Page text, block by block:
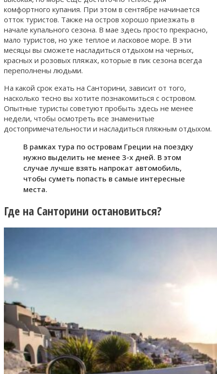
комфортного купания. При этом в сентябре начинается
отток туристов. Также на остров хорошо приезжать в
начале купального сезона. В мае здесь просто прекрасно,
мало туристов, но уже теплое и ласковое море. В эти
месяцы вы сможете насладиться отдыхом на черных,
красных и розовых пляжах, которые в пик сезона всегда
переполнены людьми.
На какой срок ехать на Санторини, зависит от того,
насколько тесно вы хотите познакомиться с островом.
Опытные туристы советуют пробыть здесь не менее
недели, чтобы осмотреть все знаменитые
достопримечательности и насладиться пляжным отдыхом.
В рамках тура по островам Греции на поездку
нужно выделить не менее 3-х дней. В этом
случае лучше взять напрокат автомобиль,
чтобы суметь попасть в самые интересные
места.
Где на Санторини остановиться?